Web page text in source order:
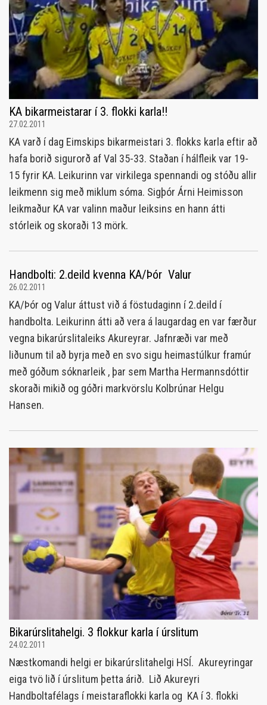
KA bikarmeistarar í 3. flokki karla!!
27.02.2011
KA varð í dag Eimskips bikarmeistari 3. flokks karla eftir að
hafa borið sigurorð af Val 35-33. Staðan í hálfleik var 19-
15 fyrir KA. Leikurinn var virkilega spennandi og stóðu allir
leikmenn sig með miklum sóma. Sigþór Árni Heimisson
leikmaður KA var valinn maður leiksins en hann átti
stórleik og skoraði 13 mörk.
Handbolti: 2.deild kvenna KA/Þór  Valur
26.02.2011
KA/Þór og Valur áttust við á föstudaginn í 2.deild í
handbolta. Leikurinn átti að vera á laugardag en var færður
vegna bikarúrslitaleiks Akureyrar. Jafnræði var með
liðunum til að byrja með en svo sigu heimastúlkur framúr
með góðum sóknarleik , þar sem Martha Hermannsdóttir
skoraði mikið og góðri markvörslu Kolbrúnar Helgu
Hansen.
Bikarúrslitahelgi. 3 flokkur karla í úrslitum
24.02.2011
Næstkomandi helgi er bikarúrslitahelgi HSÍ. Akureyringar
eiga tvö lið í úrslitum þetta árið. Lið Akureyri
Handboltafélags í meistaraflokki karla og KA í 3. flokki